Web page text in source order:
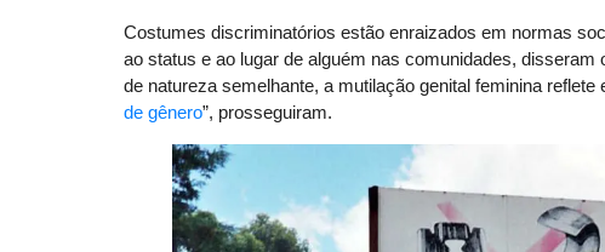
Costumes discriminatórios estão enraizados em normas
ao status e ao lugar de alguém nas comunidades,
de natureza semelhante, a mutilação genital feminina
de gênero”, prosseguiram.